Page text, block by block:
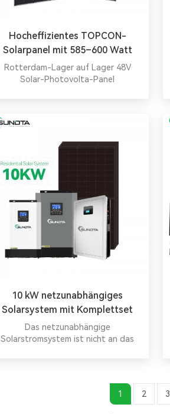
Hocheffizientes TOPCON-
Solarpanel mit 585–600 Watt
Solarenergiesystem für
Tauchwasser-Farm-
Rotterdam-Lager auf Lager 48V
Solar-Photovolta-Panel
10 kW netzunabhängiges
Solarsystem mit Komplettset
Das netzunabhängige
Solarstromsystem ist nicht an das
1 2 3